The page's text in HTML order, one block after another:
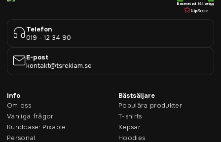
Baserat på 954 betyg
Telefon
019 - 12 34 90
E-post
kontakt@tsreklam.se
Info
Om oss
Vanliga frågor
Kundcase: Pixable
Personal
Bästsäljare
Populära produkter
T-shirts
Kepsar
Hoodies